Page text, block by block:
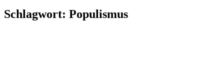
Schlagwort: Populismus